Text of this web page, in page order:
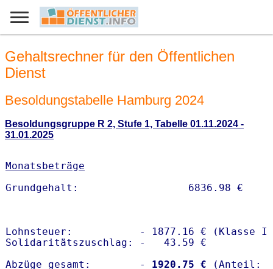
Gehaltsrechner für den Öffentlichen
Dienst
Besoldungstabelle Hamburg 2024
Besoldungsgruppe R 2, Stufe 1, Tabelle 01.11.2024 -
31.01.2025
Monatsbeträge
Lohnsteuer:           - 1877.16 € (Klasse I)
Solidaritätszuschlag: -   43.59 €
Abzüge gesamt:        -
1920.75 €